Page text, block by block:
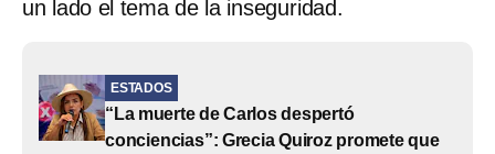
un lado el tema de la inseguridad.
ESTADOS
“La muerte de Carlos despertó
conciencias”: Grecia Quiroz promete que